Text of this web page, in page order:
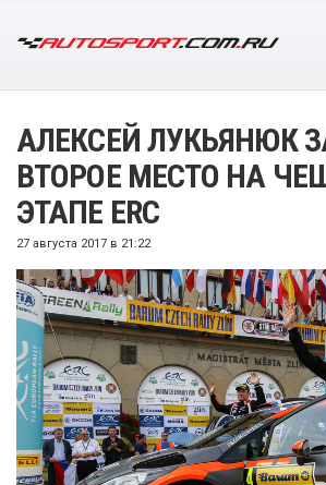
АЛЕКСЕЙ ЛУКЬЯНЮК
ВТОРОЕ МЕСТО НА
ЭТАПЕ ERC
27 августа 2017 в 21:22